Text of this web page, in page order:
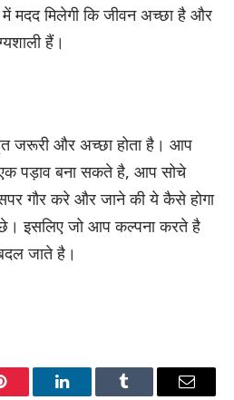
मदद मिलेगी कि जीवन अच्छा है और
हैं।
जरूरी और अच्छा होता है। आप
पड़ाव बना सकते है, आप सोचे
गौर करे और जाने की ये कैसे होगा
इसलिए जो आप कल्पना करते है
जाते है।
LinkedInTumblr Email